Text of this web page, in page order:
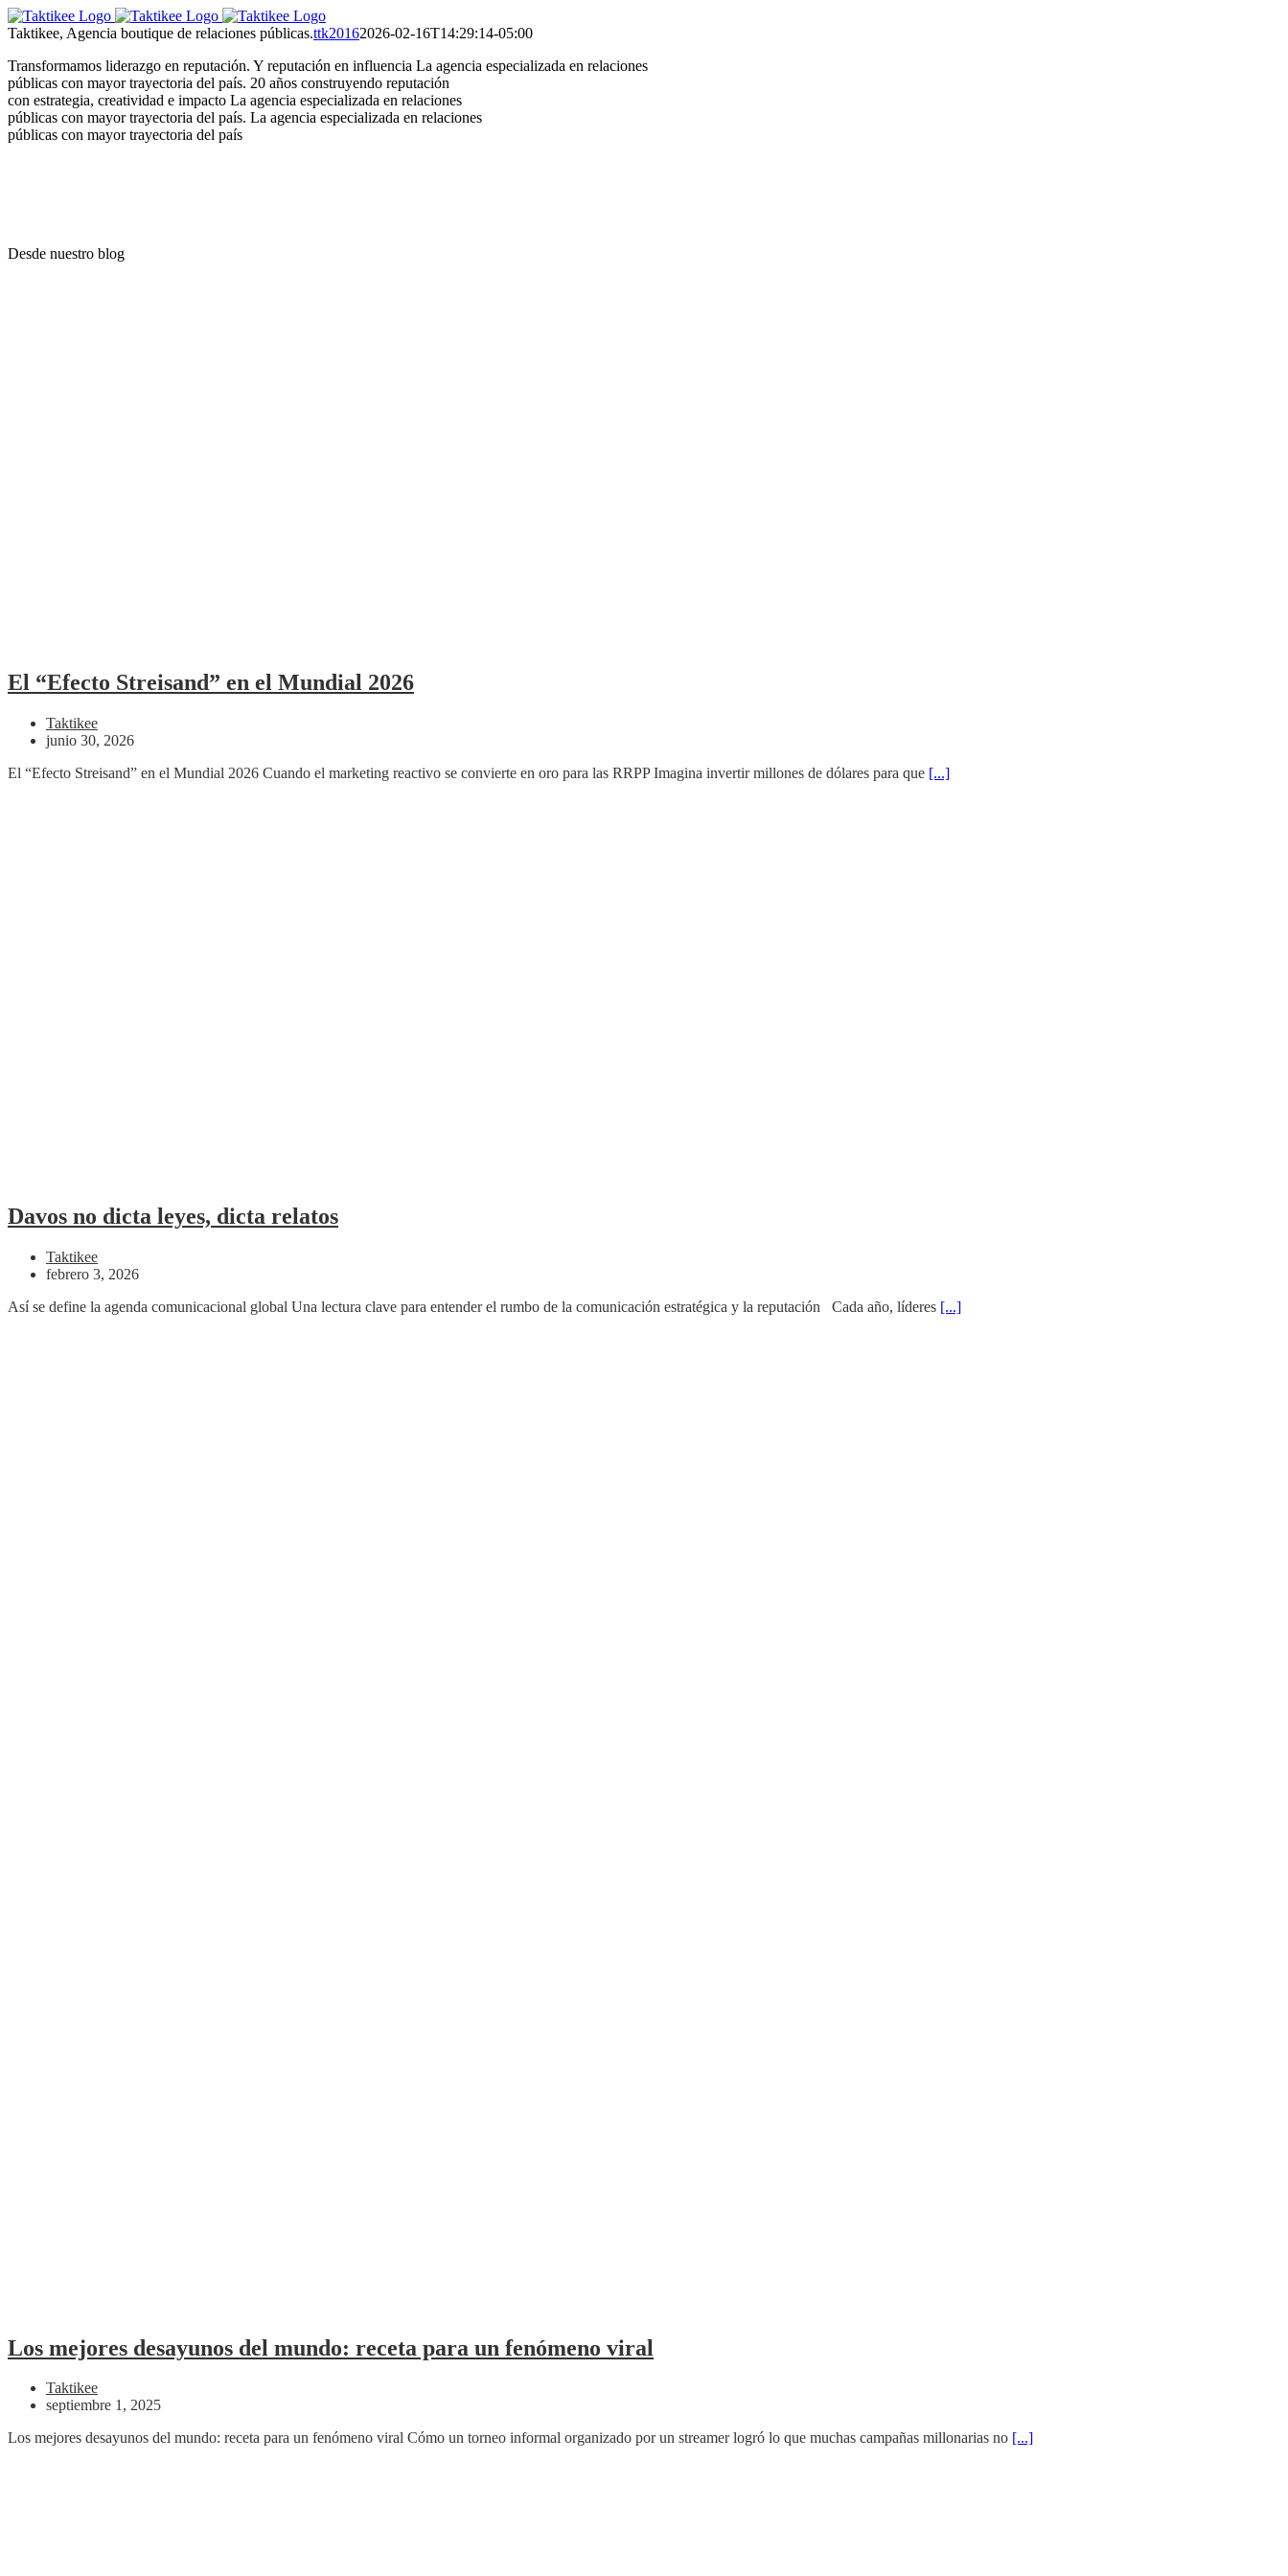
Saltar
al
Taktikee, Agencia boutique de relaciones públicas.ttk20162026-02-16T14:29:14-05:00
Transformamos liderazgo en reputación. Y reputación en influencia La agencia especializada en relaciones
públicas con mayor trayectoria del país. 20 años construyendo reputación
con estrategia, creatividad e impacto La agencia especializada en relaciones
públicas con mayor trayectoria del país. La agencia especializada en relaciones
públicas con mayor trayectoria del país
Desde nuestro blog
El “Efecto Streisand” en el Mundial 2026
Taktikee
junio 30, 2026
El “Efecto Streisand” en el Mundial 2026 Cuando el marketing reactivo se convierte en oro para las RRPP Imagina invertir millones de dólares para que [...]
Davos no dicta leyes, dicta relatos
Taktikee
febrero 3, 2026
Así se define la agenda comunicacional global Una lectura clave para entender el rumbo de la comunicación estratégica y la reputación Cada año, líderes [...]
Los mejores desayunos del mundo: receta para un fenómeno viral
Taktikee
septiembre 1, 2025
Los mejores desayunos del mundo: receta para un fenómeno viral Cómo un torneo informal organizado por un streamer logró lo que muchas campañas millonarias no [...]